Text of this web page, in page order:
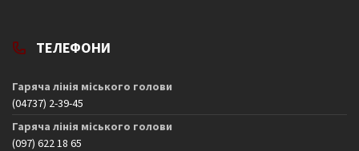
ТЕЛЕФОНИ
Гаряча лінія міського голови
(04737) 2-39-45
Гаряча лінія міського голови
(097) 622 18 65